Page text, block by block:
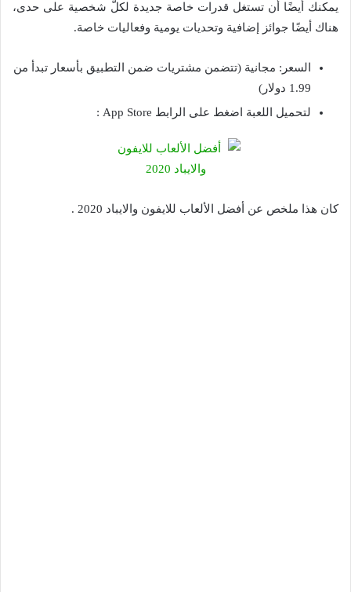
يمكنك أيضًا أن تستغل قدرات خاصة جديدة لكلّ شخصية على حدى،
هناك أيضًا جوائز إضافية وتحديات يومية وفعاليات خاصة.
السعر: مجانية (تتضمن مشتريات ضمن التطبيق بأسعار تبدأ من
1.99 دولار)
لتحميل اللعبة اضغط على الرابط App Store :
كان هذا ملخص عن أفضل الألعاب للايفون والايباد 2020 .